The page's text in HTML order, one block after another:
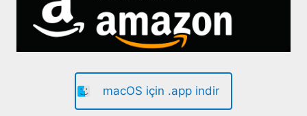
macOS için .app indir